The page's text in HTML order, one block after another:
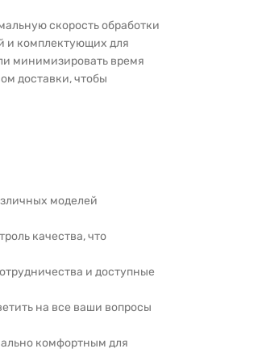
скорость обработки
и комплектующих для
минимизировать время
доставки, чтобы
моделей
качества, что
и доступные
на все ваши вопросы
комфортным для